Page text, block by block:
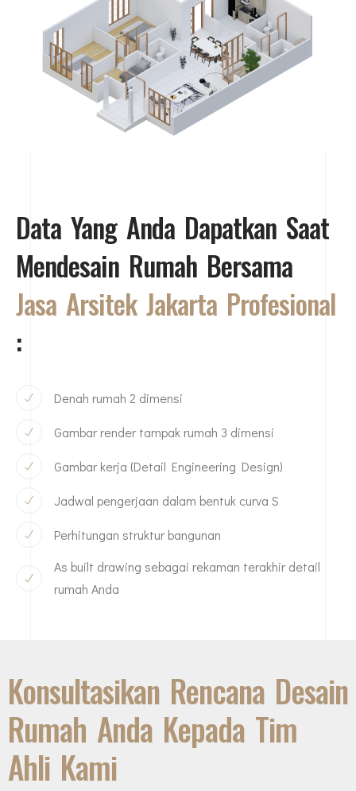
Data Yang Anda Dapatkan Saat
Mendesain Rumah Bersama
Jasa Arsitek Jakarta Profesional
:
Denah rumah 2 dimensi
Gambar render tampak rumah 3 dimensi
Gambar kerja (Detail Engineering Design)
Jadwal pengerjaan dalam bentuk curva S
Perhitungan struktur bangunan
As built drawing sebagai rekaman terakhir detail
rumah Anda
Konsultasikan Rencana Desain
Rumah Anda Kepada Tim
Ahli Kami